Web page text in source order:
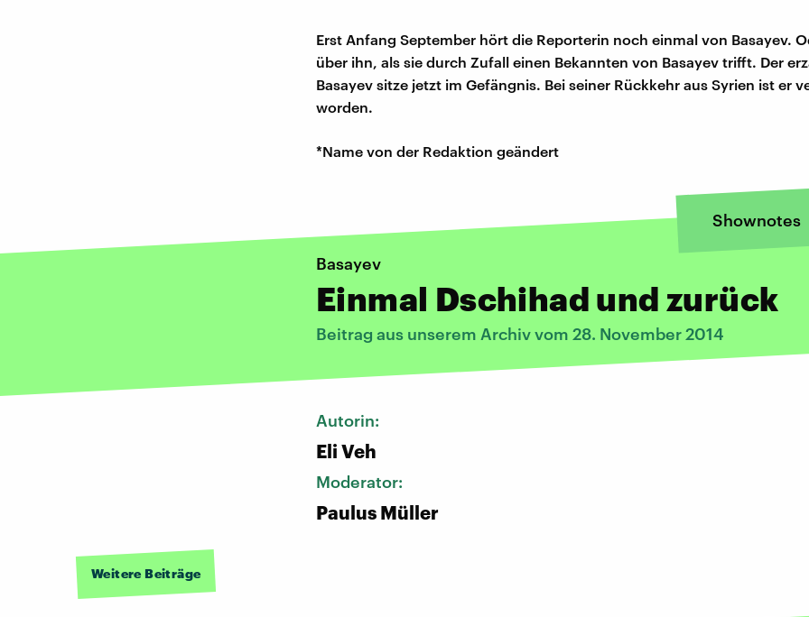
Erst Anfang September hört die Reporterin noch einmal von Basayev.
über ihn, als sie durch Zufall einen Bekannten von Basayev trifft. Der
Basayev sitze jetzt im Gefängnis. Bei seiner Rückkehr aus Syrien ist er
worden.
*Name von der Redaktion geändert
Shownotes
Basayev
Einmal Dschihad und zurück
Beitrag aus unserem Archiv vom 28. November 2014
Autorin:
Eli Veh
Moderator:
Paulus Müller
Weitere Beiträge